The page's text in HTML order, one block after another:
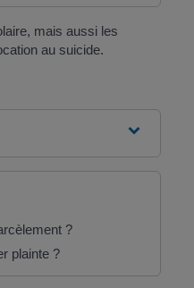
mais aussi les
au suicide.
?
plainte ?